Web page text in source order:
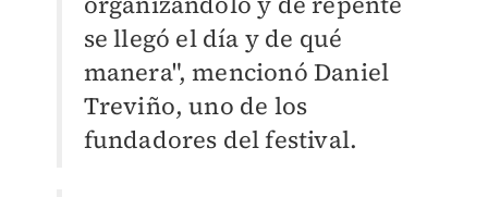
se llegó el día y de qué
manera", mencionó Daniel
Treviño, uno de los
fundadores del festival.